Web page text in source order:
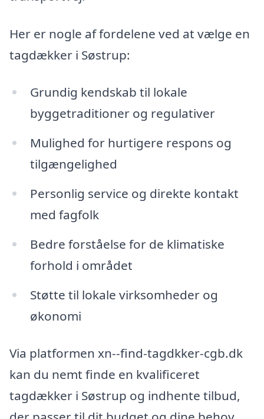
Her er nogle af fordelene ved at vælge en
tagdækker i Søstrup:
Grundig kendskab til lokale
byggetraditioner og regulativer
Mulighed for hurtigere respons og
tilgængelighed
Personlig service og direkte kontakt
med fagfolk
Bedre forståelse for de klimatiske
forhold i området
Støtte til lokale virksomheder og
økonomi
Via platformen xn--find-tagdkker-cgb.dk
kan du nemt finde en kvalificeret
tagdækker i Søstrup og indhente tilbud,